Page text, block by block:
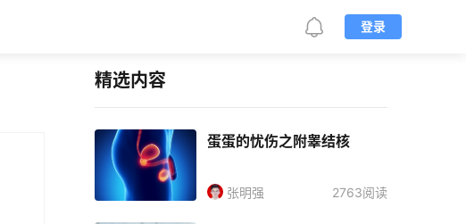
登录
精选内容
蛋蛋的忧伤之附睾结核
张明强 2763阅读